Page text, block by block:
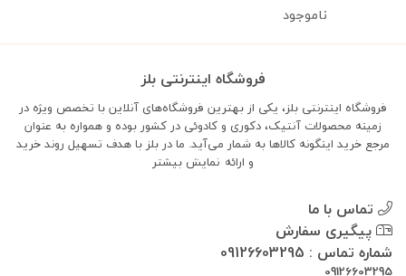
ناموجود
فروشگاه اینترنتی بلز
فروشگاه اینترنتی بلز، یکی از بهترین فروشگاه‌های آنلاین با تخصص ویژه در
زمینه محصولات آنتیک، دکوری و کادوئی در کشور بوده و همواره به عنوان
مرجع خرید اینگونه کالاها به شمار می‌آید. ما در بلز با هدف تسهیل روند خرید
و ارائه نمایش بیشتر
تماس با ما
پیگیری سفارش
شماره تماس : 09126603295
09126603295